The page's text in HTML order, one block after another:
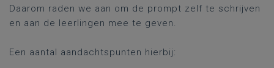
Daarom raden we aan om de prompt zelf te schrijven
en aan de leerlingen mee te geven.
Een aantal aandachtspunten hierbij: